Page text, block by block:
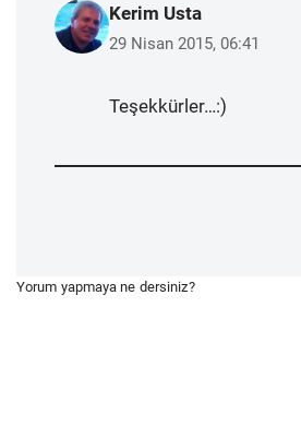
Kerim Usta
29 Nisan 2015, 06:41
Teşekkürler…:)
Yorum yapmaya ne dersiniz?